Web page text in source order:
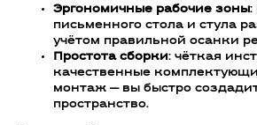
Эргономичные рабочие зоны:
письменного стола и стула
учётом правильной осанки
Простота сборки: чёткая
качественные
монтаж — вы быстро
пространство.